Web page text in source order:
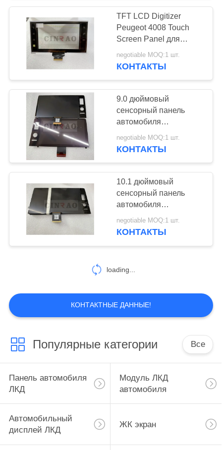
Экран касания TFT
107
TFT ЖК-экран
Автомобильный
38
модуль lcd tft
50
TFT LCD Digitizer
Peugeot 4008 Touch
Screen Panel для
автомобиля GPS
навигация замена
negotiable MOQ:1 шт.
КОНТАКТЫ
9.0 дюймовый
сенсорный панель
автомобиля
TM090JVKQ01-00
Honda Civic CRV LCD
negotiable MOQ:1 шт.
КОНТАКТЫ
10.1 дюймовый
сенсорный панель
автомобиля
TM101JVKP05-00
Honda Civic CRV LCD
negotiable MOQ:1 шт.
КОНТАКТЫ
loading...
КОНТАКТНЫЕ ДАННЫЕ!
Популярные категории Все
Панель автомобиля
ЛКД
Модуль ЛКД
автомобиля
Автомобильный
дисплей ЛКД
ЖК экран